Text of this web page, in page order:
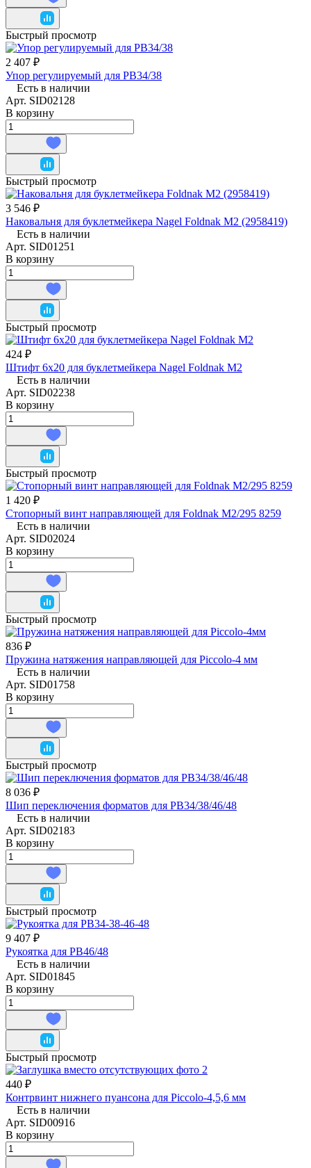
Быстрый просмотр
2 407 ₽
Упор регулируемый для РВ34/38
Есть в наличии
Арт. SID02128
В корзину
Быстрый просмотр
3 546 ₽
Наковальня для буклетмейкера Nagel Foldnak M2 (2958419)
Есть в наличии
Арт. SID01251
В корзину
Быстрый просмотр
424 ₽
Штифт 6х20 для буклетмейкера Nagel Foldnak M2
Есть в наличии
Арт. SID02238
В корзину
Быстрый просмотр
1 420 ₽
Стопорный винт направляющей для Foldnak M2/295 8259
Есть в наличии
Арт. SID02024
В корзину
Быстрый просмотр
836 ₽
Пружина натяжения направляющей для Piccolo-4 мм
Есть в наличии
Арт. SID01758
В корзину
Быстрый просмотр
8 036 ₽
Шип переключения форматов для РВ34/38/46/48
Есть в наличии
Арт. SID02183
В корзину
Быстрый просмотр
9 407 ₽
Рукоятка для РВ46/48
Есть в наличии
Арт. SID01845
В корзину
Быстрый просмотр
440 ₽
Контрвинт нижнего пуансона для Piccolo-4,5,6 мм
Есть в наличии
Арт. SID00916
В корзину